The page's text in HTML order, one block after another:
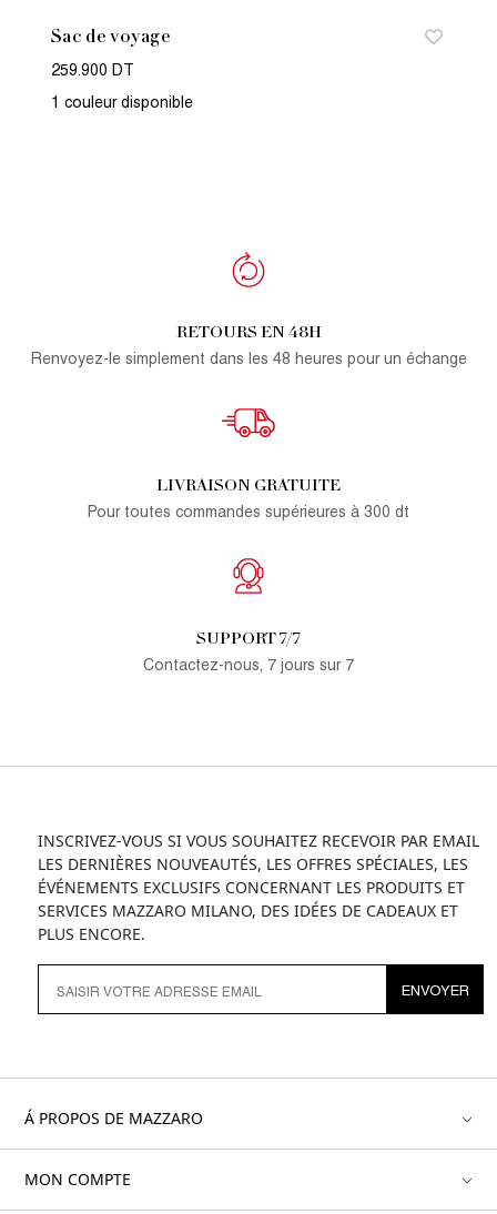
Sac de voyage
259.900 DT
1 couleur disponible
RETOURS EN 48H
Renvoyez-le simplement dans les 48 heures pour un échange
LIVRAISON GRATUITE
Pour toutes commandes supérieures à 300 dt
SUPPORT 7/7
Contactez-nous, 7 jours sur 7
INSCRIVEZ-VOUS SI VOUS SOUHAITEZ RECEVOIR PAR EMAIL
LES DERNIÈRES NOUVEAUTÉS, LES OFFRES SPÉCIALES, LES
ÉVÉNEMENTS EXCLUSIFS CONCERNANT LES PRODUITS ET
SERVICES MAZZARO MILANO, DES IDÉES DE CADEAUX ET
PLUS ENCORE.
ENVOYER
Á PROPOS DE MAZZARO
MON COMPTE